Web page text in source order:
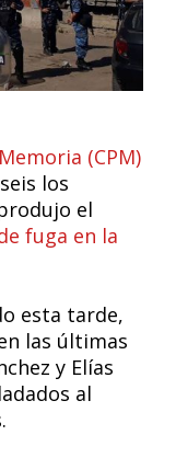
(CPM)
los
el
fuga en la
esta tarde,
las últimas
y Elías
al